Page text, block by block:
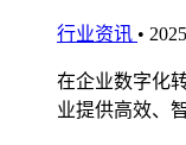
行业资讯 •
在企业数字化
业提供高效、